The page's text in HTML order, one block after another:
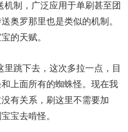
机制，广泛应用于单刷甚至团
奥罗那里也是类似的机制。
的天赋。
里跳下去，这次多拉一点，目
上面所有的蜘蛛怪。现在我
有关系，刷这里不需要加
宝去啃怪。